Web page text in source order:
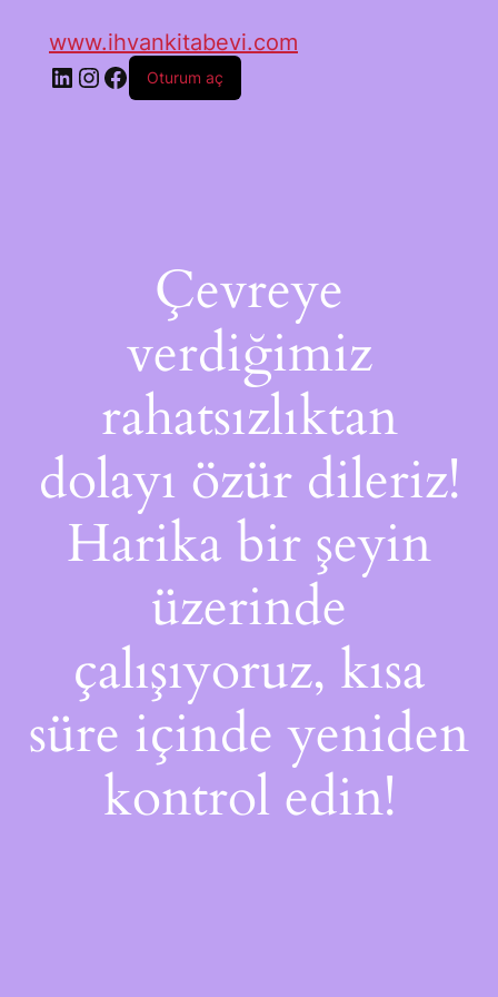
www.ihvankitabevi.com
Oturum aç
Çevreye
verdiğimiz
rahatsızlıktan
dolayı özür dileriz!
Harika bir şeyin
üzerinde
çalışıyoruz, kısa
süre içinde yeniden
kontrol edin!